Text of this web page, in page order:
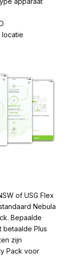
of USG Flex
Nebula
. Bepaalde
betaalde Plus
zijn
Pack voor